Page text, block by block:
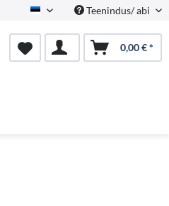
Estnisch Teenindus/ abi
0,00 € *